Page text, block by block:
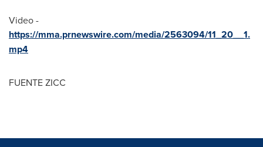
Video -
https://mma.prnewswire.com/media/2563094/11_20__1.
mp4
FUENTE ZICC